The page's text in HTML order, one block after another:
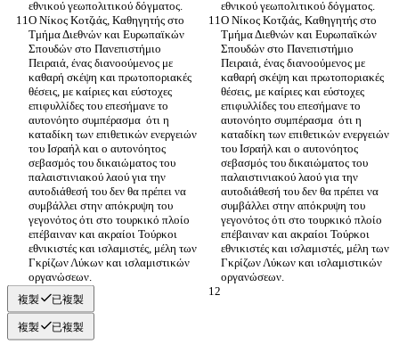
Ο Νίκος Κοτζιάς, Καθηγητής στο
Τμήμα Διεθνών και Ευρωπαϊκών
Σπουδών στο Πανεπιστήμιο
Πειραιά, ένας διανοούμενος με
καθαρή σκέψη και πρωτοποριακές
θέσεις, με καίριες και εύστοχες
επιφυλλίδες του επεσήμανε το
αυτονόητο συμπέρασμα  ότι η
καταδίκη των επιθετικών ενεργειών
του Ισραήλ και ο αυτονόητος
σεβασμός του δικαιώματος του
παλαιστινιακού λαού για την
αυτοδιάθεσή του δεν θα πρέπει να
συμβάλλει στην απόκρυψη του
γεγονότος ότι στο τουρκικό πλοίο
επέβαιναν και ακραίοι Τούρκοι
εθνικιστές και ισλαμιστές, μέλη των
Γκρίζων Λύκων και ισλαμιστικών
Ο Νίκος Κοτζιάς, Καθηγητής στο
Τμήμα Διεθνών και Ευρωπαϊκών
Σπουδών στο Πανεπιστήμιο
Πειραιά, ένας διανοούμενος με
καθαρή σκέψη και πρωτοποριακές
θέσεις, με καίριες και εύστοχες
επιφυλλίδες του επεσήμανε το
αυτονόητο συμπέρασμα  ότι η
καταδίκη των επιθετικών ενεργειών
του Ισραήλ και ο αυτονόητος
σεβασμός του δικαιώματος του
παλαιστινιακού λαού για την
αυτοδιάθεσή του δεν θα πρέπει να
συμβάλλει στην απόκρυψη του
γεγονότος ότι στο τουρκικό πλοίο
επέβαιναν και ακραίοι Τούρκοι
εθνικιστές και ισλαμιστές, μέλη των
Γκρίζων Λύκων και ισλαμιστικών
複製 已複製
複製 已複製